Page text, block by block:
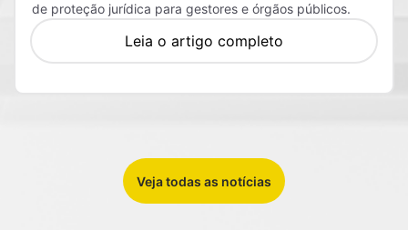
Veja todas as notícias
de proteção jurídica para gestores e órgãos públicos.
Leia o artigo completo